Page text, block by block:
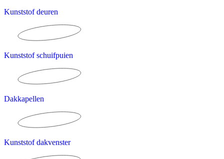
Kunststof deuren
Kunststof schuifpuien
Dakkapellen
Kunststof dakvenster